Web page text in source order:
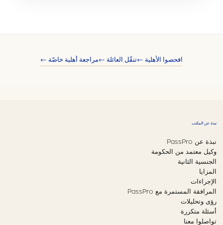
افحصوا الأهلية ←تنقّل العائلة ←مراجعة أهلية خاصّة ←
نبذة عن المكتب
نبذة عن PassPro
وكيل معتمد من الحكومة
الجنسية الثانية
المزايا
الإجراءات
المرافقة المستمرة مع PassPro
رؤى وتحليلات
أسئلة متكررة
تواصلوا معنا